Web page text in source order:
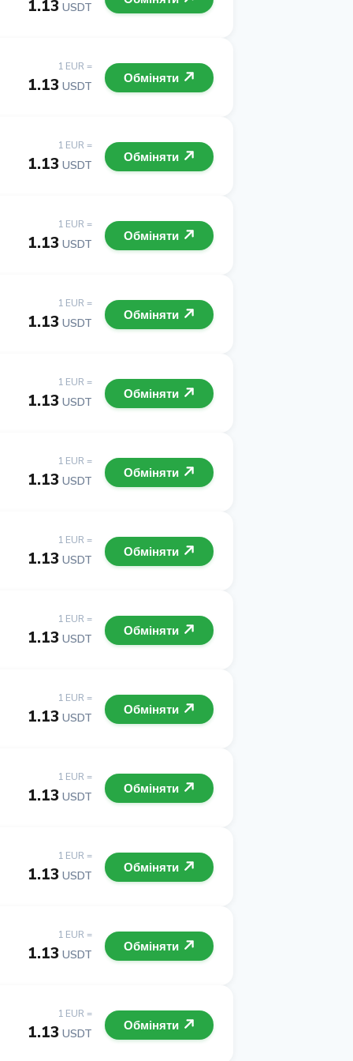
1.13 USDT
1 EUR =
1.13 USDT
Обміняти
1 EUR =
1.13 USDT
Обміняти
1 EUR =
1.13 USDT
Обміняти
1 EUR =
1.13 USDT
Обміняти
1 EUR =
1.13 USDT
Обміняти
1 EUR =
1.13 USDT
Обміняти
1 EUR =
1.13 USDT
Обміняти
1 EUR =
1.13 USDT
Обміняти
1 EUR =
1.13 USDT
Обміняти
1 EUR =
1.13 USDT
Обміняти
1 EUR =
1.13 USDT
Обміняти
1 EUR =
1.13 USDT
Обміняти
1 EUR =
1.13 USDT
Обміняти